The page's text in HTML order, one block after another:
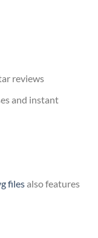
reviews
and instant
filesalso features